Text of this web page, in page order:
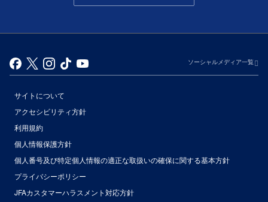
ソーシャルメディア一覧
サイトについて
アクセシビリティ方針
利用規約
個人情報保護方針
個人番号及び特定個人情報の適正な取扱いの確保に関する基本方針
プライバシーポリシー
JFAカスタマーハラスメント対応方針